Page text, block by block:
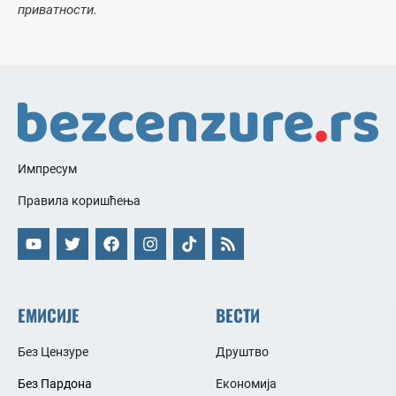
приватности.
Импресум
Правила коришћења
ЕМИСИЈЕ
Без Цензуре
Без Пардона
ВЕСТИ
Друштво
Економија